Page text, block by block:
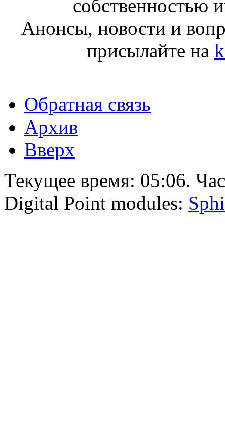
собственностью
Анонсы, новости и
присылайте на
Обратная связь
Архив
Вверх
Текущее время: 05:06.
Digital Point modules: